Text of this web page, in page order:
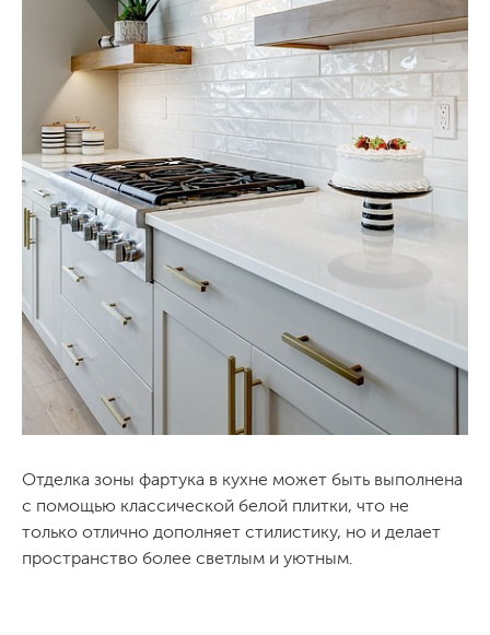
Отделка зоны фартука в кухне может быть выполнена
с помощью классической белой плитки, что не
только отлично дополняет стилистику, но и делает
пространство более светлым и уютным.